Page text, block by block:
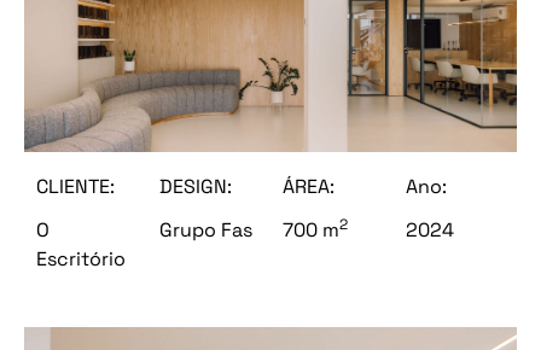
CLIENTE:
O
Escritório
DESIGN:
Grupo Fas
ÁREA:
700 m2
Ano:
2024